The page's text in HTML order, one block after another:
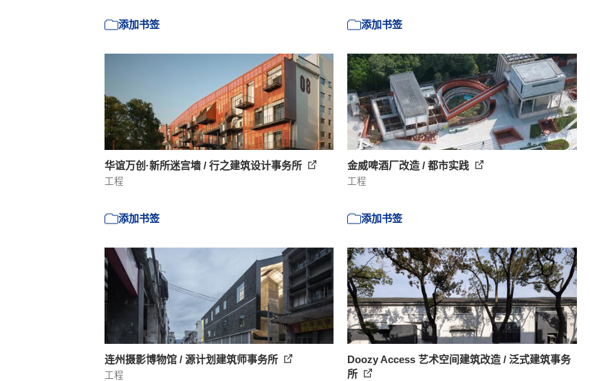
添加书签 添加书签
华谊万创·新所迷宫墙 / 行之建筑设计事务所
工程
添加书签
金威啤酒厂改造 / 都市实践
工程
添加书签
连州摄影博物馆 / 源计划建筑师事务所
工程
Doozy Access 艺术空间建筑改造 / 泛式建筑事务
所